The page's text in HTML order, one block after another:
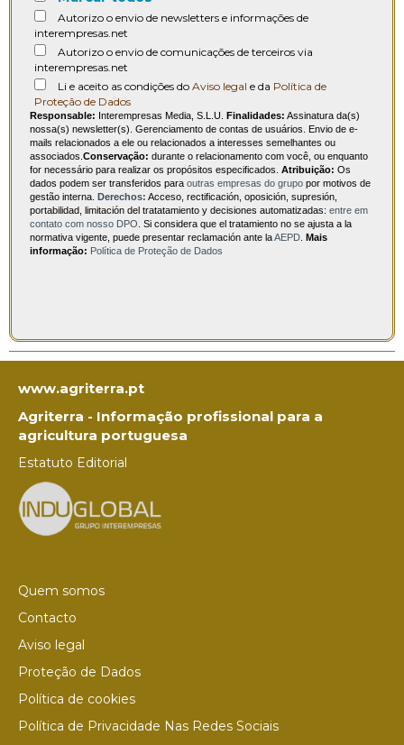
Autorizo o envio de newsletters e informações de
interempresas.net
Autorizo o envio de comunicações de terceiros via
interempresas.net
Li e aceito as condições do Aviso legal e da Política de
Proteção de Dados
Responsable: Interempresas Media, S.L.U. Finalidades: Assinatura da(s)
nossa(s) newsletter(s). Gerenciamento de contas de usuários. Envio de e-
mails relacionados a ele ou relacionados a interesses semelhantes ou
associados. Conservação: durante o relacionamento com você, ou enquanto
for necessário para realizar os propósitos especificados. Atribuição: Os
dados podem ser transferidos para outras empresas do grupo por motivos de
gestão interna. Derechos: Acceso, rectificación, oposición, supresión,
portabilidad, limitación del tratatamiento y decisiones automatizadas: entre em
contato com nosso DPO . Si considera que el tratamiento no se ajusta a la
normativa vigente, puede presentar reclamación ante laAEPD Mais
informação: Política de Proteção de Dados
www.agriterra.pt
Agriterra - Informação profissional para a
agricultura portuguesa
Estatuto Editorial
Quem somos
Contacto
Aviso legal
Proteção de Dados
Política de cookies
Política de Privacidade Nas Redes Sociais